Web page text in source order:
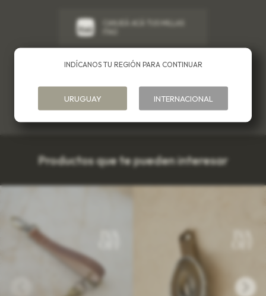
Métodos y costos de envío
Productos que te pueden interesar
INDÍCANOS TU REGIÓN PARA CONTINUAR
URUGUAY INTERNACIONAL